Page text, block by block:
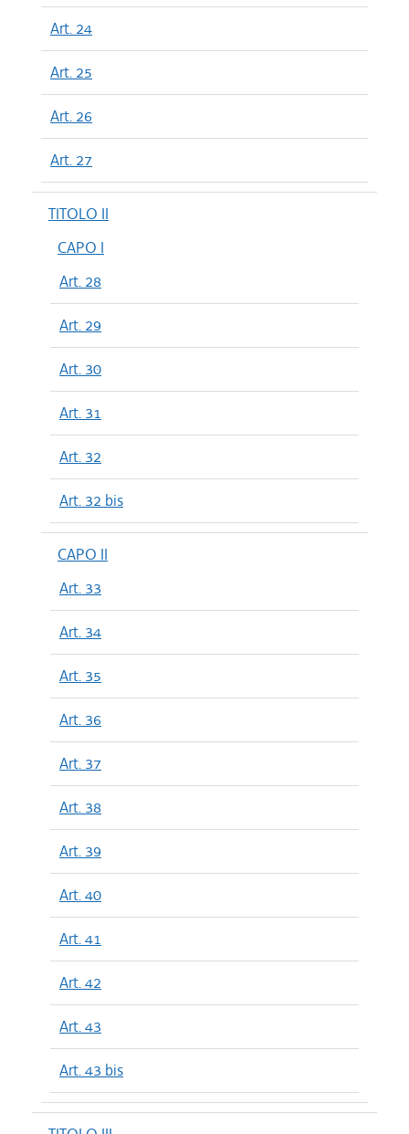
Art. 24
Art. 25
Art. 26
Art. 27
TITOLO II
CAPO I
Art. 28
Art. 29
Art. 30
Art. 31
Art. 32
Art. 32 bis
CAPO II
Art. 33
Art. 34
Art. 35
Art. 36
Art. 37
Art. 38
Art. 39
Art. 40
Art. 41
Art. 42
Art. 43
Art. 43 bis